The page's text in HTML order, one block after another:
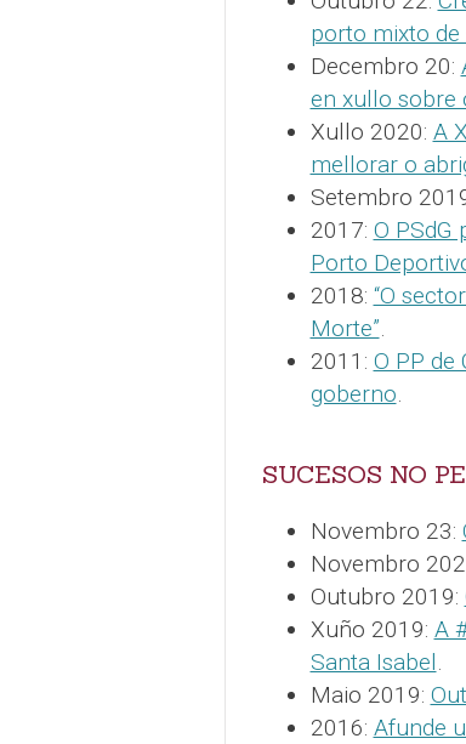
porto mixto
Decembro 20:
en xullo sobre
Xullo 2020: A
mellorar o
Setembro
2017: O PSdG
Porto
2018: “O
Morte”
2011: O PP
goberno
SUCESOS NO
Novembro 23:
Novembro
Outubro 2019:
Xuño 2019: A
Santa Isabel
Maio 2019:
2016: Afunde